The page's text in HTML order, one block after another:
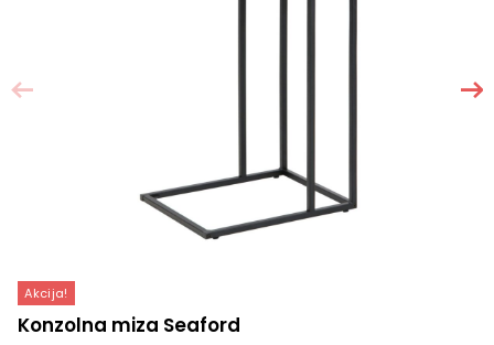
Akcija!
Konzolna miza Seaford